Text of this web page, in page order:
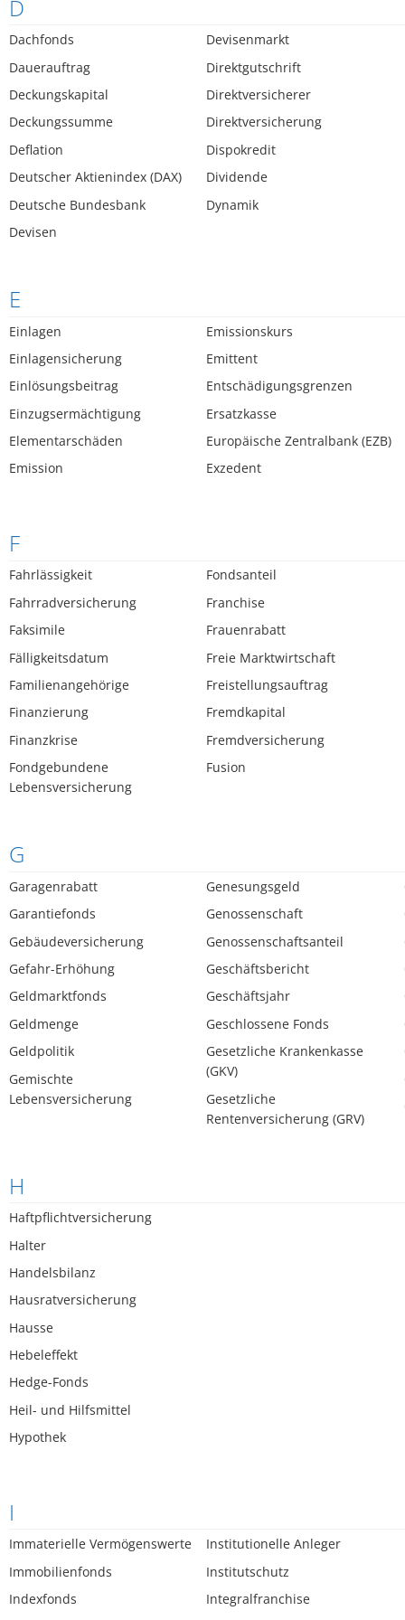
D
Dachfonds
Dauerauftrag
Deckungskapital
Deckungssumme
Deflation
Deutscher Aktienindex (DAX)
Deutsche Bundesbank
Devisen
Devisenmarkt
Direktgutschrift
Direktversicherer
Direktversicherung
Dispokredit
Dividende
Dynamik
E
Einlagen
Einlagensicherung
Einlösungsbeitrag
Einzugsermächtigung
Elementarschäden
Emission
Emissionskurs
Emittent
Entschädigungsgrenzen
Ersatzkasse
Europäische Zentralbank (EZB)
Exzedent
F
Fahrlässigkeit
Fahrradversicherung
Faksimile
Fälligkeitsdatum
Familienangehörige
Finanzierung
Finanzkrise
Fondgebundene
Lebensversicherung
Fondsanteil
Franchise
Frauenrabatt
Freie Marktwirtschaft
Freistellungsauftrag
Fremdkapital
Fremdversicherung
Fusion
G
Garagenrabatt
Garantiefonds
Gebäudeversicherung
Gefahr-Erhöhung
Geldmarktfonds
Geldmenge
Geldpolitik
Gemischte
Lebensversicherung
Genesungsgeld
Genossenschaft
Genossenschaftsanteil
Geschäftsbericht
Geschäftsjahr
Geschlossene Fonds
Gesetzliche Krankenkasse
(GKV)
Gesetzliche
Rentenversicherung (GRV)
H
Haftpflichtversicherung
Halter
Handelsbilanz
Hausratversicherung
Hausse
Hebeleffekt
Hedge-Fonds
Heil- und Hilfsmittel
Hypothek
I
Immaterielle Vermögenswerte
Immobilienfonds
Indexfonds
Institutionelle Anleger
Institutschutz
Integralfranchise